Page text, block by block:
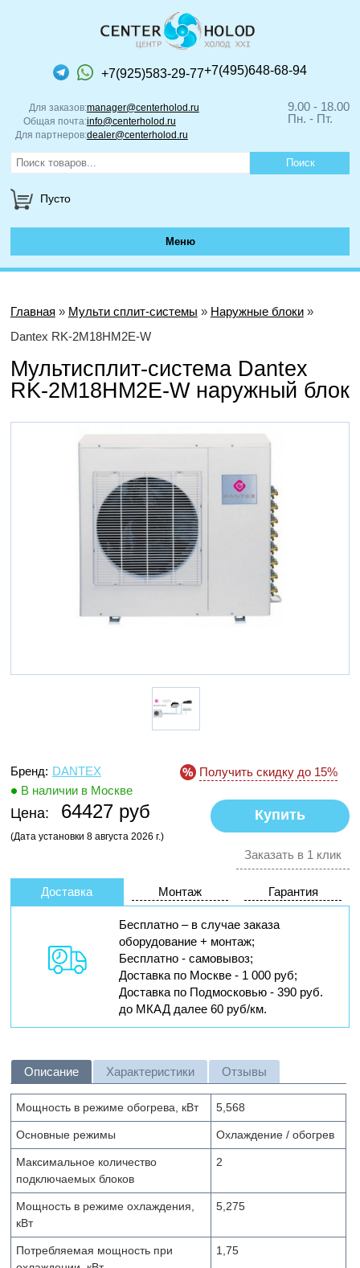
+7(925)583-29-77+7(495)648-68-94
Для заказов:manager@centerholod.ru
Общая почта:info@centerholod.ru
Для партнеров:dealer@centerholod.ru
9.00 - 18.00
Пн. - Пт.
Пусто
Меню
Главная » Мульти сплит-системы » Наружные блоки»
Dantex RK-2M18HM2E-W
Мультисплит-система Dantex
RK-2M18HM2E-W наружный блок
Бренд: DANTEX
В наличии в Москве
Цена: 64427 руб
(Дата установки 8 августа 2026 г.)
Получить скидку до 15%
Заказать в 1 клик
Доставка Монтаж Гарантия
Бесплатно – в случае заказа
оборудование + монтаж;
Бесплатно - самовывоз;
Доставка по Москве - 1 000 руб;
Доставка по Подмосковью - 390 руб.
до МКАД далее 60 руб/км.
Описание Характеристики Отзывы
Мощность в режиме обогрева, кВт 5,568
Основные режимы Охлаждение / обогрев
Максимальное количество
подключаемых блоков
2
Мощность в режиме охлаждения,
кВт
5,275
Потребляемая мощность при
1,75